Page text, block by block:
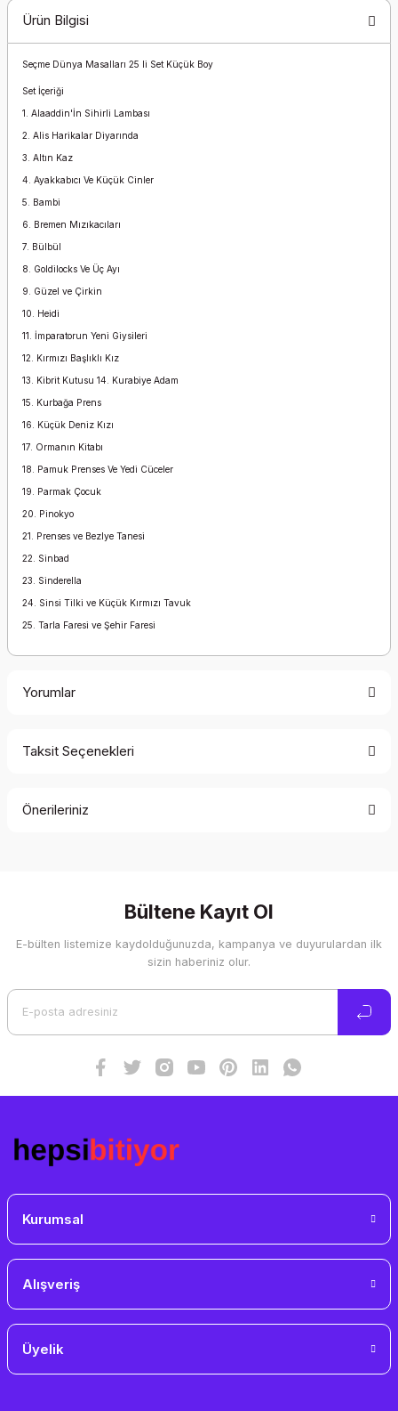
Ürün Bilgisi
Seçme Dünya Masalları 25 li Set Küçük Boy
Set İçeriği
1. Alaaddin'İn Sihirli Lambası
2. Alis Harikalar Diyarında
3. Altın Kaz
4. Ayakkabıcı Ve Küçük Cinler
5. Bambi
6. Bremen Mızıkacıları
7. Bülbül
8. Goldilocks Ve Üç Ayı
9. Güzel ve Çirkin
10. Heidi
11. İmparatorun Yeni Giysileri
12. Kırmızı Başlıklı Kız
13. Kibrit Kutusu 14. Kurabiye Adam
15. Kurbağa Prens
16. Küçük Deniz Kızı
17. Ormanın Kitabı
18. Pamuk Prenses Ve Yedi Cüceler
19. Parmak Çocuk
20. Pinokyo
21. Prenses ve Bezlye Tanesi
22. Sinbad
23. Sinderella
24. Sinsi Tilki ve Küçük Kırmızı Tavuk
25. Tarla Faresi ve Şehir Faresi
Yorumlar
Taksit Seçenekleri
Önerileriniz
Görüş ve önerileriniz için teşekkür ederiz.
Ürün resmi kalitesiz, bozuk veya görüntülenemiyor.
Bültene Kayıt Ol
E-bülten listemize kaydolduğunuzda, kampanya ve duyurulardan ilk
sizin haberiniz olur.
Kurumsal
Alışveriş
Üyelik